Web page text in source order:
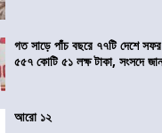
গত সাড়ে পাঁচ বছরে ৭৭টি দেশে সফর
৫৫৭ কোটি ৫১ লক্ষ টাকা, সংসদে
আরো ১২